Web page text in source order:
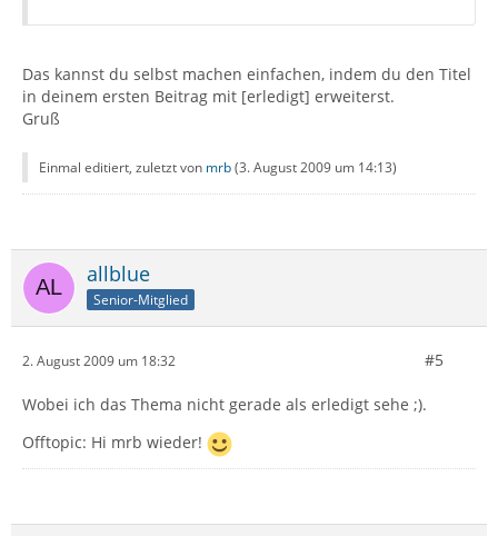
Das kannst du selbst machen einfachen, indem du den Titel
in deinem ersten Beitrag mit [erledigt] erweiterst.
Gruß
Einmal editiert, zuletzt von mrb(3. August 2009 um 14:13)
allblue
Senior-Mitglied
2. August 2009 um 18:32 #5
Wobei ich das Thema nicht gerade als erledigt sehe ;).
Offtopic: Hi mrb wieder!